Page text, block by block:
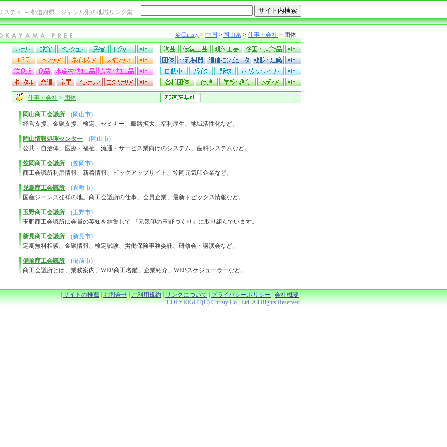
スティ － 都道府県、ジャンル別の地域リンク集
＠Christy > 中国 > 岡山県 > 仕事・会社 > 団体
仕事・会社 > 団体
岡山商工会議所
(岡山市)
経営支援、金融支援、検定、セミナー、販路拡大、福利厚生、地域活性化など。
岡山情報処理センター
(岡山市)
公共・自治体、医療・福祉、流通・サービス業向けのシステム、歯科システムなど。
笠岡商工会議所
(笠岡市)
商工会議所利用情報、新着情報、ピックアップサイト、笠岡元気印企業など。
児島商工会議所
(倉敷市)
国産ジーンズ発祥の地。商工会議所の仕事、会員企業、最新トピックス情報など。
玉野商工会議所
(玉野市)
玉野商工会議所は会員の英知を結集して 『元気印の玉野づくり』に取り組んでいます。
新見商工会議所
(新見市)
定期無料相談、金融情報、検定試験、労働保険事務委託、研修会・講演会など。
備前商工会議所
(備前市)
商工会議所とは、業務案内、WEB商工名鑑、企業紹介、WEBスケジューラーなど。
|サイトの推薦|お問合せ|ご利用規約|リンクについて|プライバシーポリシー|会社概要|
COPYRIGHT(C) Christy Co., Ltd. All Rights Reserved.